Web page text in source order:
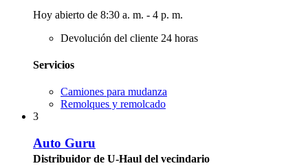
Hoy abierto de 8:30 a. m. - 4 p. m.
Devolución del cliente 24 horas
Servicios
Camiones para mudanza
Remolques y remolcado
3
Auto Guru
Distribuidor de U-Haul del vecindario